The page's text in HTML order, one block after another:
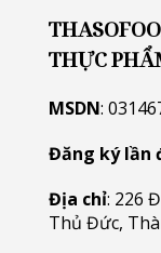
THỰC
MSDN:
Đăng ký lần
Địa chỉ: 226
Thủ Đức,